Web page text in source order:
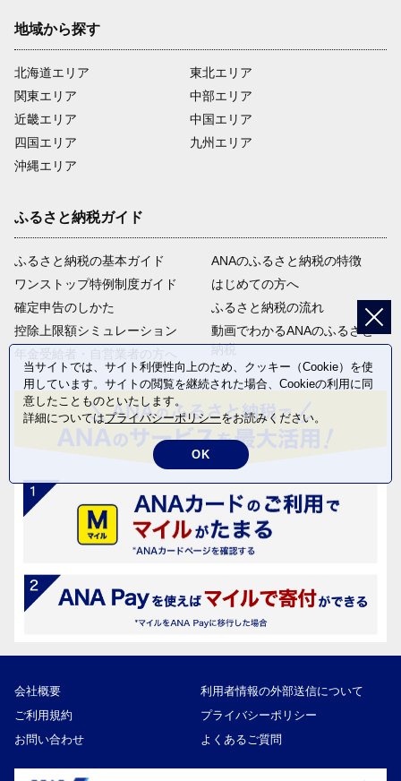
地域から探す
北海道エリア
関東エリア
近畿エリア
四国エリア
沖縄エリア
東北エリア
中部エリア
中国エリア
九州エリア
ふるさと納税ガイド
ふるさと納税の基本ガイド
ワンストップ特例制度ガイド
確定申告のしかた
控除上限額シミュレーション
ANAのふるさと納税の特徴
はじめての方へ
ふるさと納税の流れ
動画でわかるANAのふるさと
納税
会社概要
利用者情報の外部送信について
ご利用規約
プライバシーポリシー
お問い合わせ
よくあるご質問
当サイトでは、サイト利便性向上のため、クッキー（Cookie）を使
用しています。サイトの閲覧を継続された場合、Cookieの利用に同
意したことものといたします。
詳細についてはプライバシーポリシーをお読みください。
OK